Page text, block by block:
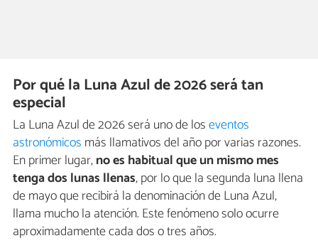
Por qué la Luna Azul de 2026 será tan
especial
La Luna Azul de 2026 será uno de loseventos
astronómicos más llamativos del año por varias razones.
En primer lugar,no es habitual que un mismo mes
tenga dos lunas llenas, por lo que la segunda luna llena
de mayo que recibirá la denominación de Luna Azul,
llama mucho la atención. Este fenómeno solo ocurre
aproximadamente cada dos o tres años.